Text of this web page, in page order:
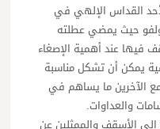
القداس الإلهي في
حيث يمضي عطلته
فيها عند أهمية الإصغاء
يمكن أن تشكل مناسبة
مع الآخرين ما يساهم في
والعداوات.
الأسقف والممثلين عن